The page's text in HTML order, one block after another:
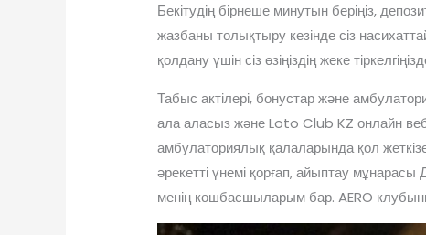
Бекітудің бірнеше минутын беріңіз,
жазбаны толықтыру кезінде сіз
қолдану үшін сіз өзіңіздің жеке
Табыс актілері, бонустар және
ала аласыз және Loto Club KZ онлайн
амбулаториялық қалаларында қол
әрекетті үнемі қорғап, айыптау
менің көшбасшыларым бар. AERO